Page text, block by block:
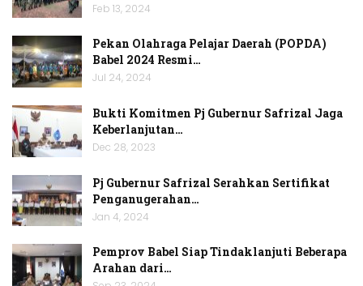
Feb 13, 2024
Pekan Olahraga Pelajar Daerah (POPDA)
Babel 2024 Resmi…
Jul 24, 2024
Bukti Komitmen Pj Gubernur Safrizal Jaga
Keberlanjutan…
Dec 28, 2023
Pj Gubernur Safrizal Serahkan Sertifikat
Penganugerahan…
Jan 4, 2024
Pemprov Babel Siap Tindaklanjuti Beberapa
Arahan dari…